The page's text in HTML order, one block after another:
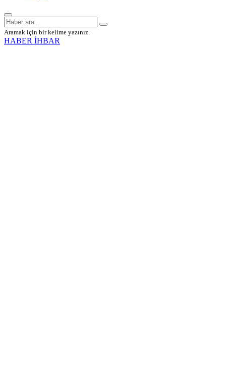
Aramak için bir kelime yazınız.
HABER İHBAR